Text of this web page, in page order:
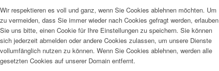
Wir respektieren es voll und ganz, wenn Sie Cookies ablehnen möchten. Um
zu vermeiden, dass Sie immer wieder nach Cookies gefragt werden, erlauben
Sie uns bitte, einen Cookie für Ihre Einstellungen zu speichern. Sie können
sich jederzeit abmelden oder andere Cookies zulassen, um unsere Dienste
vollumfänglich nutzen zu können. Wenn Sie Cookies ablehnen, werden alle
gesetzten Cookies auf unserer Domain entfernt.